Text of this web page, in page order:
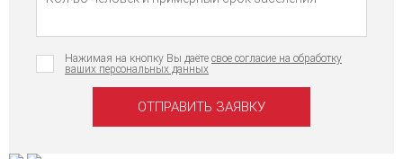
Нажимая на кнопку Вы даёте свое согласие на обработку
ваших персональных данных